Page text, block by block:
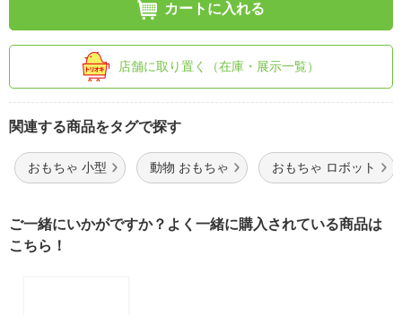
カートに入れる
店舗に取り置く（在庫・展示一覧）
関連する商品をタグで探す
おもちゃ 小型 動物 おもちゃ おもちゃ ロボット
ご一緒にいかがですか？よく一緒に購入されている商品は
こちら！